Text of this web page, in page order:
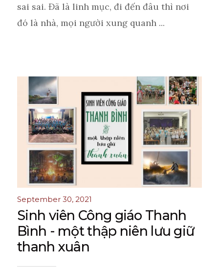
sai sai. Đã là linh mục, đi đến đâu thì nơi
đó là nhà, mọi người xung quanh ...
September 30, 2021
Sinh viên Công giáo Thanh
Bình - một thập niên lưu giữ
thanh xuân